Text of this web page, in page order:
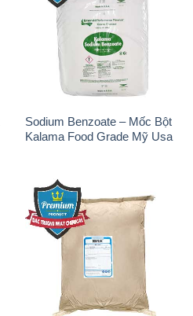
Sodium Benzoate – Mốc Bột
Kalama Food Grade Mỹ Usa